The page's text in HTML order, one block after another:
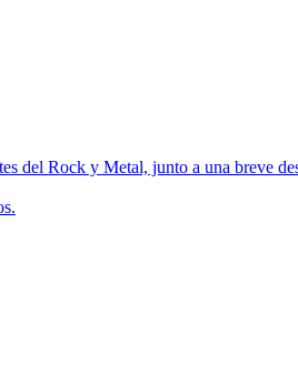
del Rock y Metal, junto a una breve